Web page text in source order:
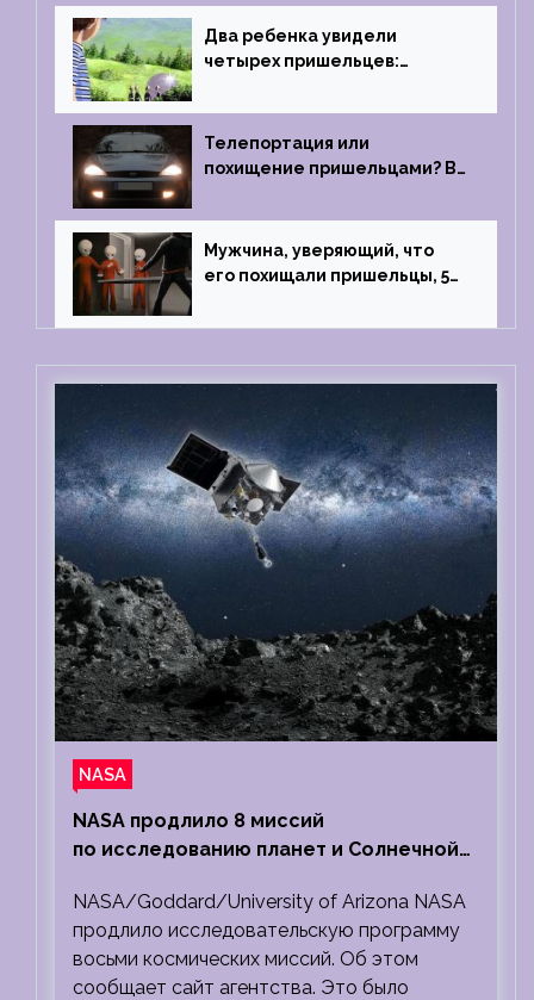
Два ребенка увидели
четырех пришельцев:
1967 году
Телепортация или
похищение пришельцами? В
случай произошел с семьей
из Аргентины
Мужчина, уверяющий, что
его похищали пришельцы, 5
тест на детекторе лжи
NASA
NASA продлило 8 миссий
по исследованию планет и Солнечной
NASA/Goddard/University of Arizona NASA
продлило исследовательскую программу
восьми космических миссий. Об этом
сообщает сайт агентства. Это было